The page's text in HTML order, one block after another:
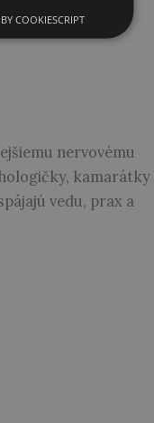
nervovému
kamarátky
vedu, prax a
COOKIESCRIPT